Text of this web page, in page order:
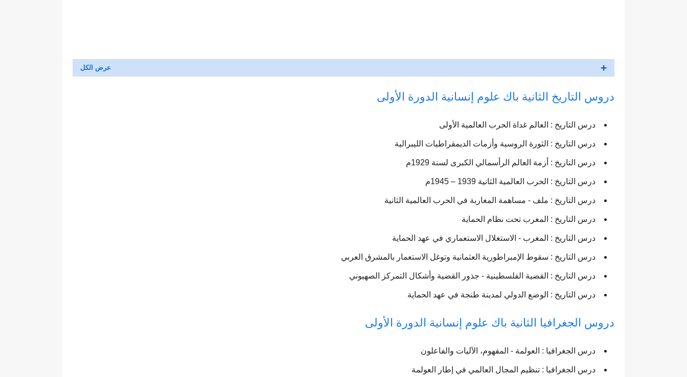
دروس التاريخ الثانية باك علوم إنسانية الدورة الأولى
درس التاريخ : العالم غداة الحرب العالمية الأولى
درس التاريخ : الثورة الروسية وأزمات الديمقراطيات الليبرالية
درس التاريخ : أزمة العالم الرأسمالي الكبرى لسنة 1929م
درس التاريخ : الحرب العالمية الثانية 1939 – 1945م
درس التاريخ : ملف - مساهمة المغاربة في الحرب العالمية الثانية
درس التاريخ : المغرب تحت نظام الحماية
درس التاريخ : المغرب - الاستغلال الاستعماري في عهد الحماية
درس التاريخ : سقوط الإمبراطورية العثمانية وتوغل الاستعمار بالمشرق العربي
درس التاريخ : القضية الفلسطينية - جذور القضية وأشكال التمركز الصهيوني
درس التاريخ : الوضع الدولي لمدينة طنجة في عهد الحماية
دروس الجغرافيا الثانية باك علوم إنسانية الدورة الأولى
درس الجغرافيا : العولمة - المفهوم، الآليات والفاعلون
درس الجغرافيا : تنظيم المجال العالمي في إطار العولمة